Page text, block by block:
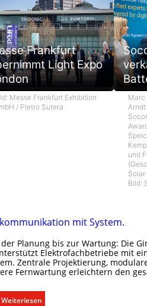
Frankfurt
Light Expo
Messe Frankfurt Exhibition
/ Pietro Sutera
Marc
Arndt
und
Solar
Bild:
mit System.
der Planung bis zur Wartung: Die
Elektrofachbetriebe mit
Zentrale Projektierung,
Fernwartung erleichtern den
Weiterlesen: